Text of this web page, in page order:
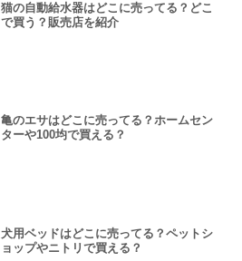
猫の自動給水器はどこに売ってる？どこ
で買う？販売店を紹介
亀のエサはどこに売ってる？ホームセン
ターや100均で買える？
犬用ベッドはどこに売ってる？ペットシ
ョップやニトリで買える？